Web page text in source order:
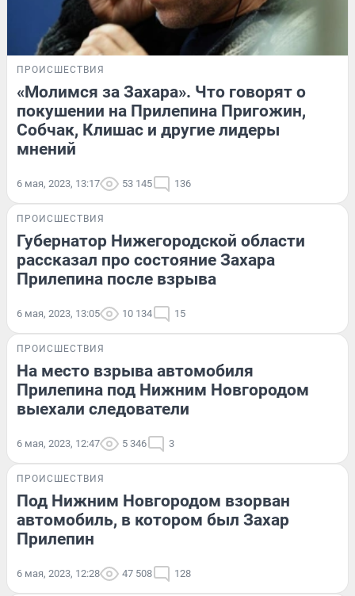
ПРОИСШЕСТВИЯ
«Молимся за Захара». Что говорят о
покушении на Прилепина Пригожин,
Собчак, Клишас и другие лидеры
мнений
6 мая, 2023, 13:17 53 145 136
ПРОИСШЕСТВИЯ
Губернатор Нижегородской области
рассказал про состояние Захара
Прилепина после взрыва
6 мая, 2023, 13:05 10 134 15
ПРОИСШЕСТВИЯ
На место взрыва автомобиля
Прилепина под Нижним Новгородом
выехали следователи
6 мая, 2023, 12:47 5 346 3
ПРОИСШЕСТВИЯ
Под Нижним Новгородом взорван
автомобиль, в котором был Захар
Прилепин
6 мая, 2023, 12:28 47 508 128